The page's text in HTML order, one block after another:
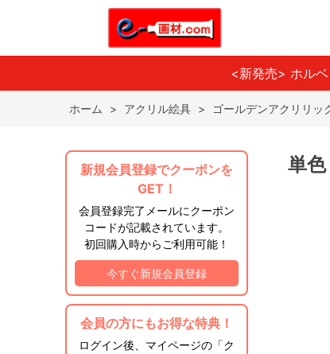
<新発売> ホル
ホーム > アクリル絵具 > ゴールデンアクリリッ
新規会員登録でクーポンを
GET！
会員登録完了メールにクーポン
コードが記載されています。
初回購入時からご利用可能！
今すぐ新規会員登録
会員の方にもお得な特典！
ログイン後、マイページの「ク
単